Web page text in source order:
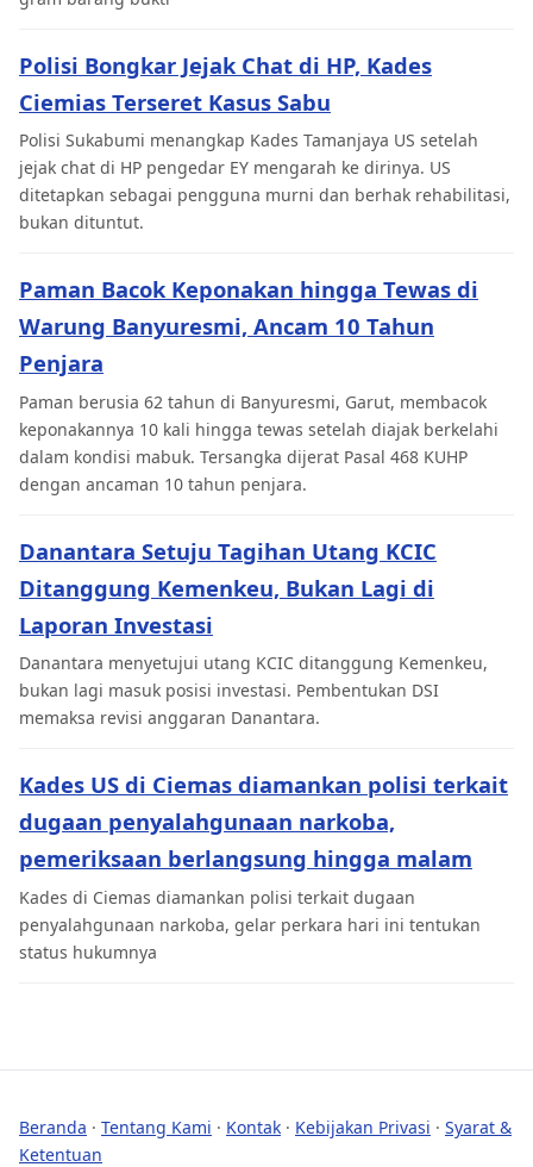
Polisi Bongkar Jejak Chat di HP, Kades
Ciemias Terseret Kasus Sabu
Polisi Sukabumi menangkap Kades Tamanjaya US setelah
jejak chat di HP pengedar EY mengarah ke dirinya. US
ditetapkan sebagai pengguna murni dan berhak rehabilitasi,
bukan dituntut.
Paman Bacok Keponakan hingga Tewas di
Warung Banyuresmi, Ancam 10 Tahun
Penjara
Paman berusia 62 tahun di Banyuresmi, Garut, membacok
keponakannya 10 kali hingga tewas setelah diajak berkelahi
dalam kondisi mabuk. Tersangka dijerat Pasal 468 KUHP
dengan ancaman 10 tahun penjara.
Danantara Setuju Tagihan Utang KCIC
Ditanggung Kemenkeu, Bukan Lagi di
Laporan Investasi
Danantara menyetujui utang KCIC ditanggung Kemenkeu,
bukan lagi masuk posisi investasi. Pembentukan DSI
memaksa revisi anggaran Danantara.
Kades US di Ciemas diamankan polisi terkait
dugaan penyalahgunaan narkoba,
pemeriksaan berlangsung hingga malam
Kades di Ciemas diamankan polisi terkait dugaan
penyalahgunaan narkoba, gelar perkara hari ini tentukan
status hukumnya
Beranda · Tentang Kami · Kontak · Kebijakan Privasi · Syarat &
Ketentuan